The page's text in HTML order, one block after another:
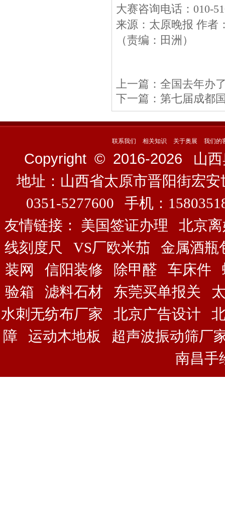
大赛咨询电话：010-
来源：太原晚报 作者
（责编：田洲）
上一篇： 全国去年办
下一篇： 第七届成都
联系我们 相关知识 关于奥展 我们的
Copyright © 2016-2026
山
地址：山西省太原市晋阳街宏
0351-5277600 手机：
友情链接： 美国签证办理
北京
线刻度尺
VS厂欧米茄
金属酒瓶
装网
信阳装修 除甲醛 车床件
验箱
滤料石材 东莞买单报关
水刺无纺布厂家
北京广告设计
障
运动木地板
超声波振动筛厂
南昌手